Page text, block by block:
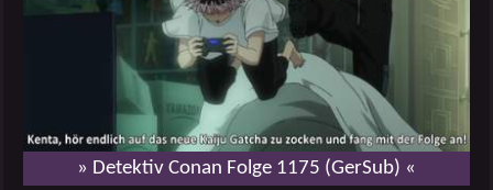
» Detektiv Conan Folge 1175 (GerSub) «